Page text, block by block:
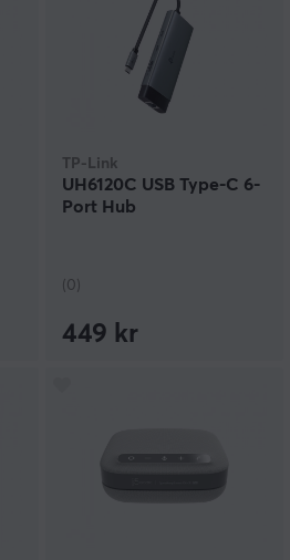
TP-Link
UH6120C USB Type-C 6-
Port Hub
(0)
449 kr